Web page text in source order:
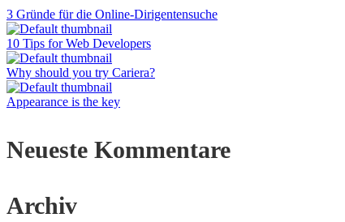
3 Gründe für die Online-Dirigentensuche
10 Tips for Web Developers
Why should you try Cariera?
Appearance is the key
Neueste Kommentare
Archiv